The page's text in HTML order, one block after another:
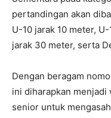
pertandingan akan
U-10 jarak 10 meter,
jarak 30 meter, serta
Dengan beragam
ini diharapkan menjadi
senior untuk